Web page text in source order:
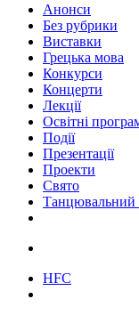
Анонси
Без рубрики
Виставки
Грецька мова
Конкурси
Концерти
Лекції
Освітні
Події
Презентації
Проекти
Свято
Танцювальний
HFC